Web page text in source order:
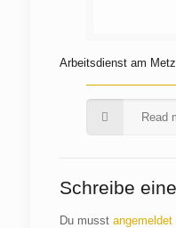
Arbeitsdienst am
Read
Schreibe
Du musst angemeldet